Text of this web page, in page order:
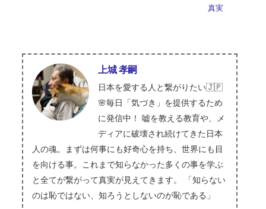
真実
上城 孝嗣
日本を愛する人と繋がりたい🇯🇵
🌸毎日「気づき」を提供するため
に発信中！ 嘘を教える教育や、メ
ディアに破壊され続けてきた日本
人の魂。まずは何事にも好奇心を持ち、世界にも目
を向ける事。これまで知らなかった多くの事を学ぶ
と全てが繋がって真実が見えてきます。 「知らない
のは恥ではない、知ろうとしないのが恥である」